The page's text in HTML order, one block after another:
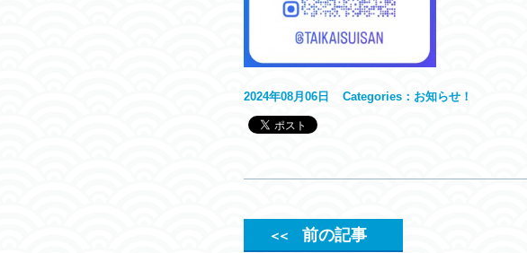
2024年08月06日 Categories： お知らせ！
＜＜前の記事